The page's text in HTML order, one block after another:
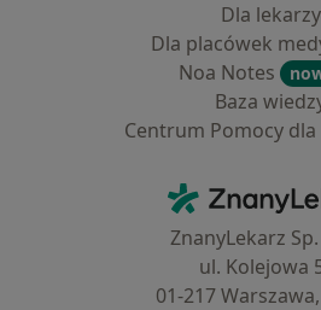
Dla lekarzy
Dla placówek
Noa Notes
Baza
Centrum Pomocy dla
ZnanyLekarz
ul. Kolejowa
01-217